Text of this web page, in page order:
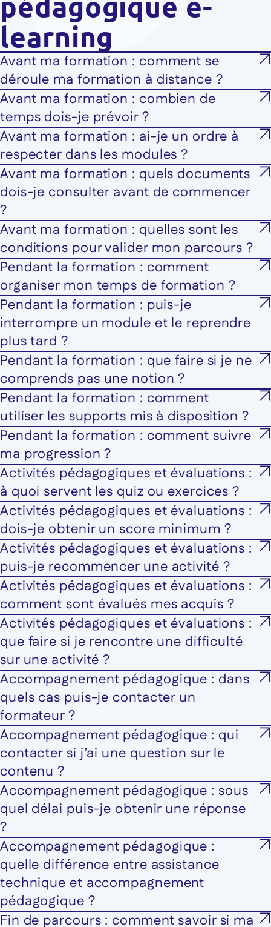
learning
Avant ma formation : comment se
déroule ma formation à distance ?
Avant ma formation : combien de
temps dois-je prévoir ?
Avant ma formation : ai-je un ordre à
respecter dans les modules ?
Avant ma formation : quels documents
dois-je consulter avant de commencer
?
Avant ma formation : quelles sont les
conditions pour valider mon parcours ?
Pendant la formation : comment
organiser mon temps de formation ?
Pendant la formation : puis-je
interrompre un module et le reprendre
plus tard ?
Pendant la formation : que faire si je ne
comprends pas une notion ?
Pendant la formation : comment
utiliser les supports mis à disposition ?
Pendant la formation : comment suivre
ma progression ?
Activités pédagogiques et évaluations :
à quoi servent les quiz ou exercices ?
Activités pédagogiques et évaluations :
dois-je obtenir un score minimum ?
Activités pédagogiques et évaluations :
puis-je recommencer une activité ?
Activités pédagogiques et évaluations :
comment sont évalués mes acquis ?
Activités pédagogiques et évaluations :
que faire si je rencontre une difficulté
sur une activité ?
Accompagnement pédagogique : dans
quels cas puis-je contacter un
formateur ?
Accompagnement pédagogique : qui
contacter si j’ai une question sur le
contenu ?
Accompagnement pédagogique : sous
quel délai puis-je obtenir une réponse
?
Accompagnement pédagogique :
quelle différence entre assistance
technique et accompagnement
pédagogique ?
Fin de parcours : comment savoir si ma